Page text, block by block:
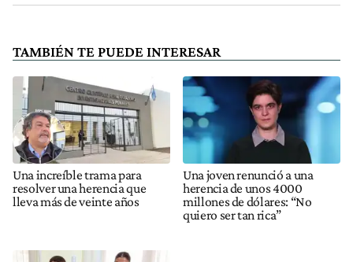
TAMBIÉN TE PUEDE INTERESAR
Una increíble trama para
resolver una herencia que
lleva más de veinte años
Una joven renunció a una
herencia de unos 4000
millones de dólares: “No
quiero ser tan rica”